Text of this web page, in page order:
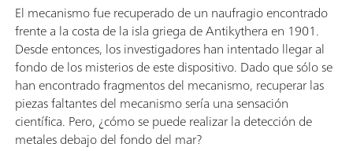
El mecanismo fue recuperado de un naufragio encontrado
frente a la costa de la isla griega de Antikythera en 1901.
Desde entonces, los investigadores han intentado llegar al
fondo de los misterios de este dispositivo. Dado que sólo se
han encontrado fragmentos del mecanismo, recuperar las
piezas faltantes del mecanismo sería una sensación
científica. Pero, ¿cómo se puede realizar la detección de
metales debajo del fondo del mar?